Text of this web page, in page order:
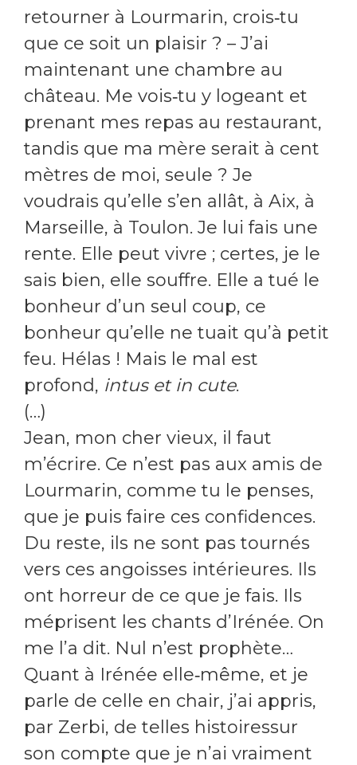
retourner à Lourmarin, crois‑tu
que ce soit un plaisir ? – J’ai
maintenant une chambre au
château. Me vois‑tu y logeant et
prenant mes repas au restaurant,
tandis que ma mère serait à cent
mètres de moi, seule ? Je
voudrais qu’elle s’en allât, à Aix, à
Marseille, à Toulon. Je lui fais une
rente. Elle peut vivre ; certes, je le
sais bien, elle souffre. Elle a tué le
bonheur d’un seul coup, ce
bonheur qu’elle ne tuait qu’à petit
feu. Hélas ! Mais le mal est
profond, intus et in cute.
(…)
Jean, mon cher vieux, il faut
m’écrire. Ce n’est pas aux amis de
Lourmarin, comme tu le penses,
que je puis faire ces confidences.
Du reste, ils ne sont pas tournés
vers ces angoisses intérieures. Ils
ont horreur de ce que je fais. Ils
méprisent les chants d’Irénée. On
me l’a dit. Nul n’est prophète…
Quant à Irénée elle‑même, et je
parle de celle en chair, j’ai appris,
par Zerbi, de telles histoiressur
son compte que je n’ai vraiment